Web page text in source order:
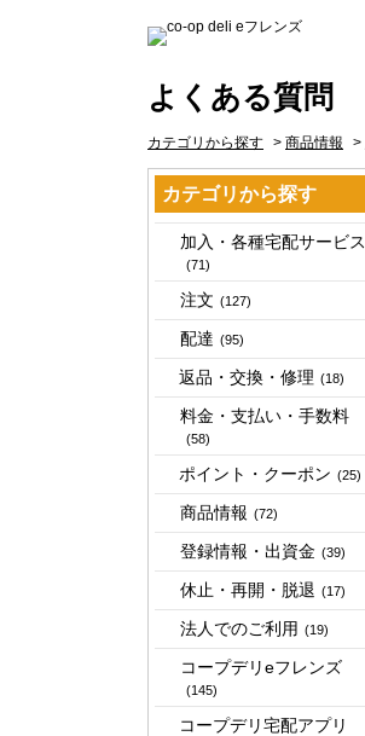
よくある質問
カテゴリから探す > 商品情報 >
カテゴリから探す
加入・各種宅配サービス
(71)
注文 (127)
配達 (95)
返品・交換・修理 (18)
料金・支払い・手数料
(58)
ポイント・クーポン (25)
商品情報 (72)
登録情報・出資金 (39)
休止・再開・脱退 (17)
法人でのご利用 (19)
コープデリeフレンズ
(145)
コープデリ宅配アプリ